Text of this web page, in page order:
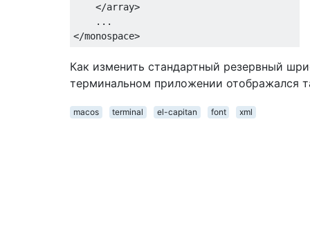
</array>
...
</monospace>
Как изменить стандартный резервный
терминальном приложении отображался
macos terminal el-capitan font xml